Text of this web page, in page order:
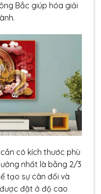
Bắc giúp hóa giải
có kích thước phù
nhất là bằng 2/3
tạo sự cân đối và
đặt ở độ cao